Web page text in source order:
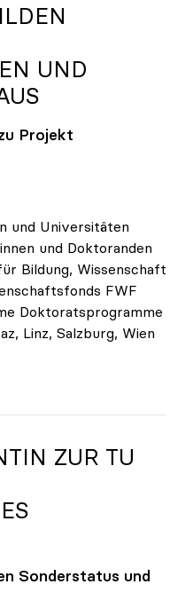
UND
Projekt
und Universitäten
und Doktoranden
Bildung, Wissenschaft
FWF
Doktoratsprogramme
Linz, Salzburg, Wien
Doktorandinnen und
ZUR TU
Sonderstatus und